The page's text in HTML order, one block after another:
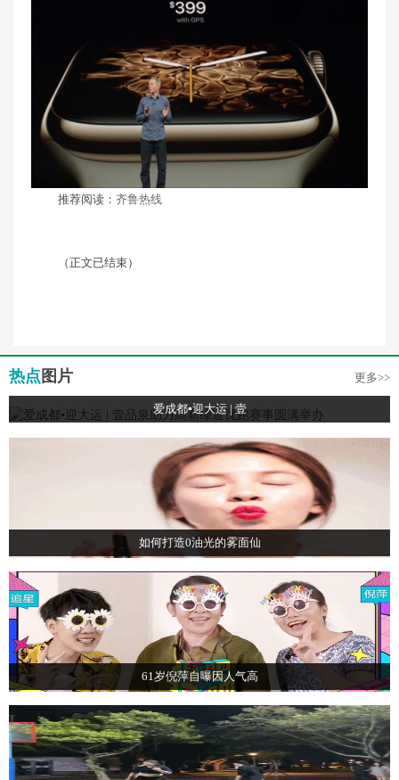
推荐阅读： 齐鲁热线
（正文已结束）
热点 图片 更多>>
爱成都▪迎大运 | 壹
如何打造0油光的雾面仙
61岁倪萍自曝因人气高